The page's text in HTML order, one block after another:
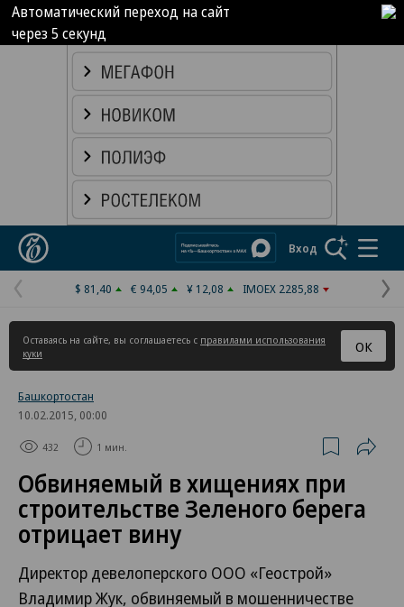
Автоматический переход на сайт
через5 секунд
Реклама в «Ъ» www.kommersant.ru/ad
Вход
Предыдущая
страница
$ 81,40 € 94,05 ¥ 12,08 IMOEX 2285,88
Оставаясь на сайте, вы соглашаетесь с правилами использования
куки
ОК
Башкортостан
10.02.2015, 00:00
432 1 мин.
Обвиняемый в хищениях при
строительстве Зеленого берега
отрицает вину
Директор девелоперского ООО «Геострой»
Владимир Жук, обвиняемый в мошенничестве